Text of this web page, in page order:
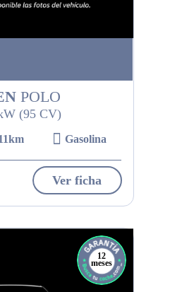
POLO
(95 CV)
Gasolina
Ver ficha
12
meses